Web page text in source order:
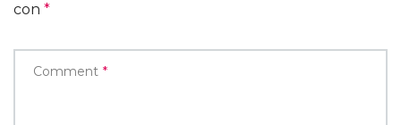
con *
Comment *